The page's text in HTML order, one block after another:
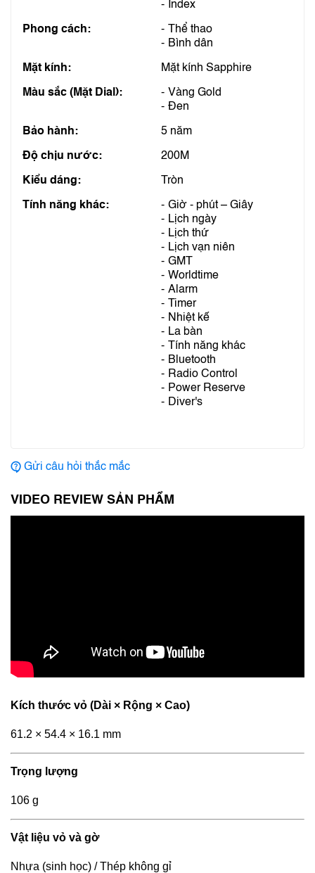
Index
Phong cách:
Thể thao
Bình dân
Mặt kính: Mặt kính Sapphire
Màu sắc (Mặt Dial):
Vàng Gold
Đen
Bảo hành: 5 năm
Độ chịu nước: 200M
Kiểu dáng: Tròn
Tính năng khác:
Giờ - phút – Giây
Lịch ngày
Lịch thứ
Lịch vạn niên
GMT
Worldtime
Alarm
Timer
Nhiệt kế
La bàn
Tính năng khác
Bluetooth
Radio Control
Power Reserve
Diver's
Gửi câu hỏi thắc mắc
VIDEO REVIEW SẢN PHẨM
Kích thước vỏ (Dài × Rộng × Cao)
61.2 × 54.4 × 16.1 mm
Trọng lượng
106 g
Vật liệu vỏ và gờ
Nhựa (sinh học) / Thép không gỉ